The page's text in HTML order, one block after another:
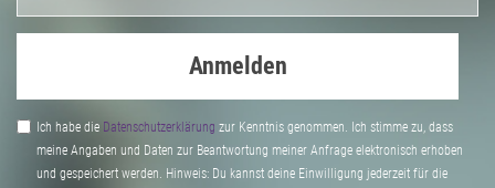
Anmelden
Ich habe die Daten­schutz­erklärung zur Kenntnis genommen. Ich stimme zu, dass
meine Angaben und Daten zur Beantwortung meiner Anfrage elektronisch erhoben
und gespeichert werden. Hinweis: Du kannst deine Einwilligung jederzeit für die